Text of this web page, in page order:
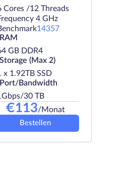
Cores /12 Threads
4 GHz
14357
RAM
GB DDR4
Storage (Max 2)
х 1.92TB SSD
Port/Bandwidth
30 TB
€113/Monat
Bestellen